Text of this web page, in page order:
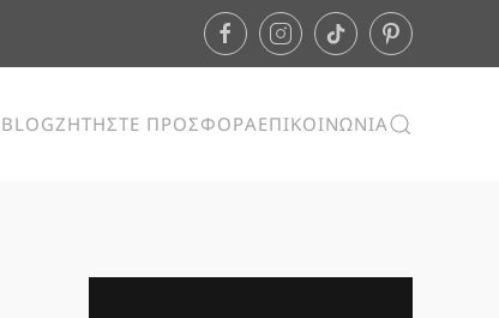
BLOGΖΗΤΗΣΤΕ ΠΡΟΣΦΟΡΑΕΠΙΚΟΙΝΩΝΙΑ